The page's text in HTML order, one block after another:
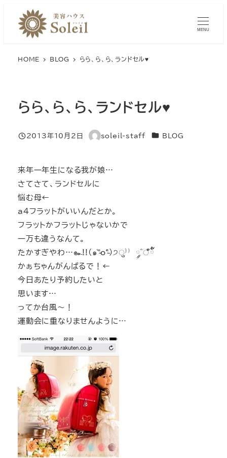
MENU
HOME BLOG らら、ら、ら、ランドセル♥
らら、ら、ら、ランドセル♥
投稿日
2013年10月2日
著
soleil-staff カテゴリー
BLOG
来年一年生になる我が娘…
さてさて、ランドセルに
悩む母←
a4フラットがいいんだとか。
フラットかフラットじゃないかで
一万も違うなんて。
たかすぎやわ…๛!!(๑⁼̴̀o⁼̴́)੭ु⁾⁾ ༘ؓ ँั๊ྃ
かぁちゃんがんばるで！←
今日あたり予約したいと
思います…
ってか台風～！
運動会に重なりませんように…